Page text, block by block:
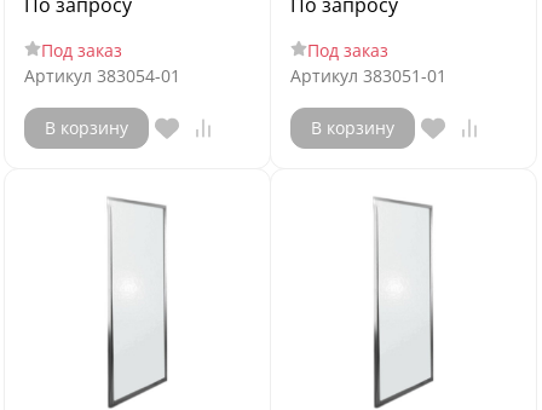
Под заказ
Артикул 383054-01
В корзину
Под заказ
Артикул 383051-01
В корзину